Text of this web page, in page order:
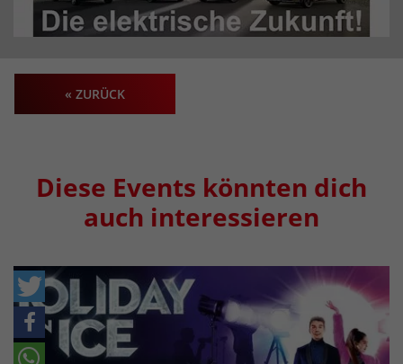
« ZURÜCK
Diese Events könnten dich
auch interessieren